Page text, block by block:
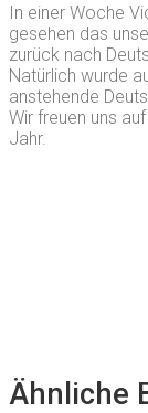
In einer Woche
gesehen das
zurück nach
Natürlich wurde
anstehende
Wir freuen uns
Jahr.
Ähnliche